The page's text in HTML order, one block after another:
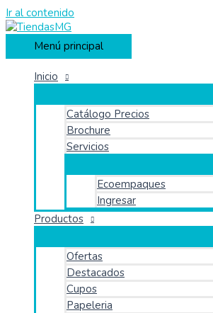
Ir al contenido
Menú principal
Inicio
Catálogo Precios
Brochure
Servicios
Ecoempaques
Ingresar
Productos
Ofertas
Destacados
Cupos
Papeleria